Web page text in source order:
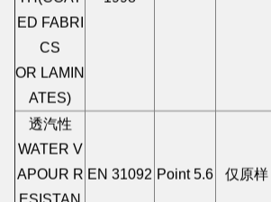
TH(COAT
ED FABRI
CS
OR LAMIN
ATES)
透汽性
WATER V
APOUR R